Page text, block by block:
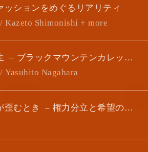
ッションをめぐるリアリティ
Kazeto Shimonishi + more
ブラックマウンテンカレッジ考 #7
Yasuhito Nagahara
歪むとき
権力分立と希望の幾何学 #2